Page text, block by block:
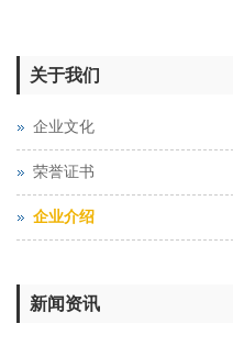
关于我们
企业文化
荣誉证书
企业介绍
新闻资讯